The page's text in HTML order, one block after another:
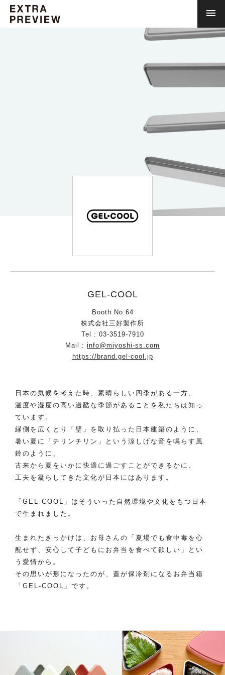
GEL-COOL
Booth No.64
株式会社三好製作所
Tel : 03-3519-7910
Mail : info@miyoshi-ss.com
https://brand.gel-cool.jp
日本の気候を考えた時、素晴らしい四季がある一方、
温度や湿度の高い過酷な季節があることを私たちは知っ
ています。
縁側を広くとり「壁」を取り払った日本建築のように、
暑い夏に「チリンチリン」という涼しげな音を鳴らす風
鈴のように、
古来から夏をいかに快適に過ごすことができるかに、
工夫を凝らしてきた文化が日本にはあります。
「GEL-COOL」はそういった自然環境や文化をもつ日本
で生まれました。
生まれたきっかけは、お母さんの「夏場でも食中毒を心
配せず、安心して子どもにお弁当を食べて欲しい」とい
う愛情から。
その思いが形になったのが、蓋が保冷剤になるお弁当箱
「GEL-COOL」です。